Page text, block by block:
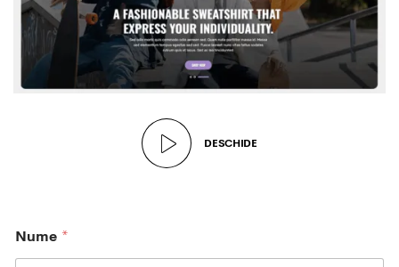
DESCHIDE
Nume *